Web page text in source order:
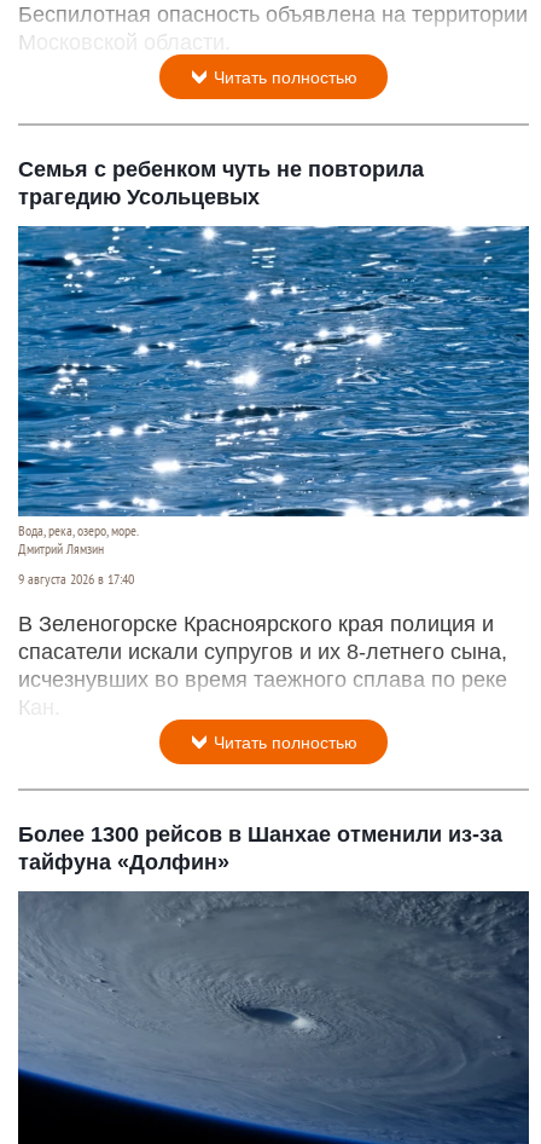
Беспилотная опасность объявлена на территории
Московской области.
Читать полностью
Семья с ребенком чуть не повторила
трагедию Усольцевых
Вода, река, озеро, море.
Дмитрий Лямзин
9 августа 2026 в 17:40
В Зеленогорске Красноярского края полиция и
спасатели искали супругов и их 8-летнего сына,
исчезнувших во время таежного сплава по реке
Кан.
Читать полностью
Более 1300 рейсов в Шанхае отменили из-за
тайфуна «Долфин»